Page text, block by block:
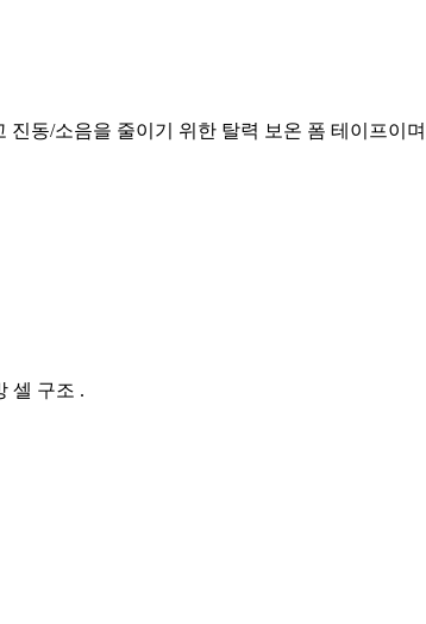
동/소음을 줄이기 위한 탈력 보온 폼 테이프이
셀 구조 .